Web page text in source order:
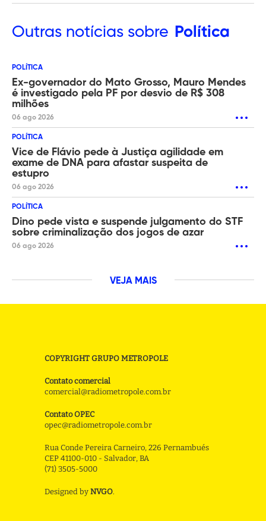
Outras notícias sobre Política
POLÍTICA
Ex-governador do Mato Grosso, Mauro Mendes
é investigado pela PF por desvio de R$ 308
milhões
06 ago 2026
POLÍTICA
Vice de Flávio pede à Justiça agilidade em
exame de DNA para afastar suspeita de
estupro
06 ago 2026
POLÍTICA
Dino pede vista e suspende julgamento do STF
sobre criminalização dos jogos de azar
06 ago 2026
VEJA MAIS
COPYRIGHT GRUPO METROPOLE
Contato comercial
comercial@radiometropole.com.br
Contato OPEC
opec@radiometropole.com.br
Rua Conde Pereira Carneiro, 226 Pernambués
CEP 41100-010 - Salvador, BA
(71) 3505-5000
Designed by NVGO.